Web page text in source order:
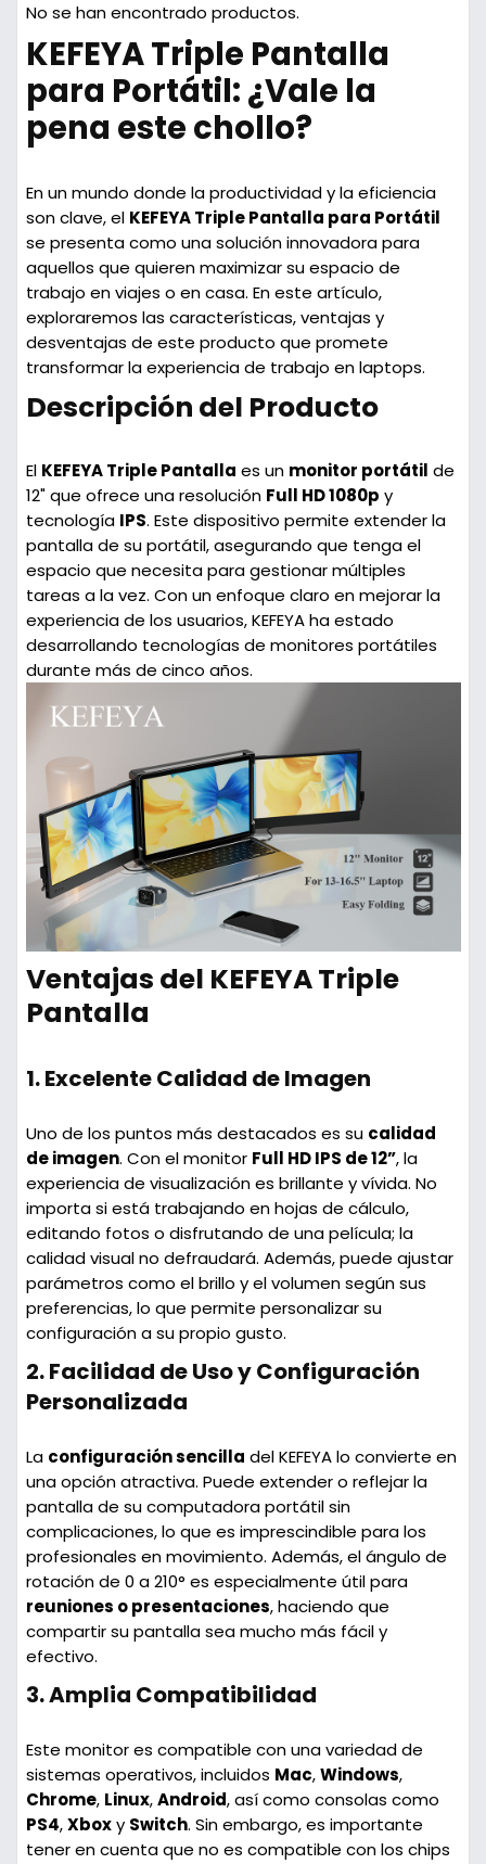
No se han encontrado productos.
KEFEYA Triple Pantalla
para Portátil: ¿Vale la
pena este chollo?
En un mundo donde la productividad y la eficiencia
son clave, el KEFEYA Triple Pantalla para Portátil
se presenta como una solución innovadora para
aquellos que quieren maximizar su espacio de
trabajo en viajes o en casa. En este artículo,
exploraremos las características, ventajas y
desventajas de este producto que promete
transformar la experiencia de trabajo en laptops.
Descripción del Producto
El KEFEYA Triple Pantalla es un monitor portátil de
12" que ofrece una resolución Full HD 1080p y
tecnología IPS. Este dispositivo permite extender la
pantalla de su portátil, asegurando que tenga el
espacio que necesita para gestionar múltiples
tareas a la vez. Con un enfoque claro en mejorar la
experiencia de los usuarios, KEFEYA ha estado
desarrollando tecnologías de monitores portátiles
durante más de cinco años.
Ventajas del KEFEYA Triple
Pantalla
1.Excelente Calidad de Imagen
Uno de los puntos más destacados es su calidad
de imagen. Con el monitor Full HD IPS de 12”, la
experiencia de visualización es brillante y vívida. No
importa si está trabajando en hojas de cálculo,
editando fotos o disfrutando de una película; la
calidad visual no defraudará. Además, puede ajustar
parámetros como el brillo y el volumen según sus
preferencias, lo que permite personalizar su
configuración a su propio gusto.
2.Facilidad de Uso y Configuración
Personalizada
La configuración sencilla del KEFEYA lo convierte en
una opción atractiva. Puede extender o reflejar la
pantalla de su computadora portátil sin
complicaciones, lo que es imprescindible para los
profesionales en movimiento. Además, el ángulo de
rotación de 0 a 210° es especialmente útil para
reuniones o presentaciones, haciendo que
compartir su pantalla sea mucho más fácil y
efectivo.
3.Amplia Compatibilidad
Este monitor es compatible con una variedad de
sistemas operativos, incluidos Mac,Windows,
Chrome, Linux,Android, así como consolas como
PS4,Xboxy Switch. Sin embargo, es importante
tener en cuenta que no es compatible con los chips